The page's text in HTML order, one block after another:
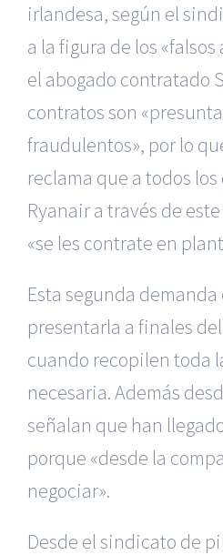
irlandesa, según el
a la figura de los
el abogado contratado
contratosson
fraudulentos», por lo
reclama que a todos
Ryanair a través de
«se les contrate en
Esta segunda demanda
presentarla a finales
cuando recopilen toda
necesaria. Además
señalan que han
porque «desde la
negociar».
Desde el sindicato de